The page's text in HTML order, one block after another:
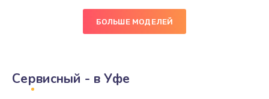
БОЛЬШЕ МОДЕЛЕЙ
Сервисный - в Уфе